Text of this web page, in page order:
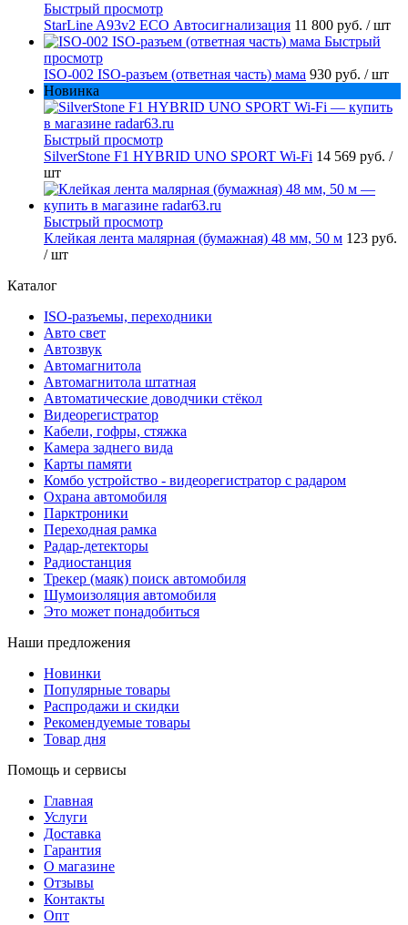
Быстрый просмотр
StarLine A93v2 ECO Автосигнализация 11 800 руб. / шт
Быстрый
просмотр
ISO-002 ISO-разъем (ответная часть) мама 930 руб. / шт
Новинка
Быстрый просмотр
SilverStone F1 HYBRID UNO SPORT Wi-Fi 14 569 руб. /
шт
Быстрый просмотр
Клейкая лента малярная (бумажная) 48 мм, 50 м 123 руб.
/ шт
Каталог
ISO-разъемы, переходники
Авто свет
Автозвук
Автомагнитола
Автомагнитола штатная
Автоматические доводчики стёкол
Видеорегистратор
Кабели, гофры, стяжка
Камера заднего вида
Карты памяти
Комбо устройство - видеорегистратор с радаром
Охрана автомобиля
Парктроники
Переходная рамка
Радар-детекторы
Радиостанция
Трекер (маяк) поиск автомобиля
Шумоизоляция автомобиля
Это может понадобиться
Наши предложения
Новинки
Популярные товары
Распродажи и скидки
Рекомендуемые товары
Товар дня
Помощь и сервисы
Главная
Услуги
Доставка
Гарантия
О магазине
Отзывы
Контакты
Опт